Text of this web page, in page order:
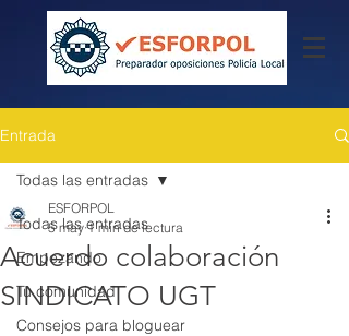
Entrada
Todas las entradas
Empezando
Tu comunidad
Consejos para bloguear
Todas las entradas
Acuerdo colaboración
SINDICATO UGT
ESFORPOL
5 may 1 min de lectura